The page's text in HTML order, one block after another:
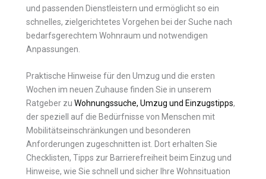
und passenden Dienstleistern und ermöglicht so ein
schnelles, zielgerichtetes Vorgehen bei der Suche nach
bedarfsgerechtem Wohnraum und notwendigen
Anpassungen.
Praktische Hinweise für den Umzug und die ersten
Wochen im neuen Zuhause finden Sie in unserem
Ratgeber zu Wohnungssuche, Umzug und Einzugstipps,
der speziell auf die Bedürfnisse von Menschen mit
Mobilitätseinschränkungen und besonderen
Anforderungen zugeschnitten ist. Dort erhalten Sie
Checklisten, Tipps zur Barrierefreiheit beim Einzug und
Hinweise, wie Sie schnell und sicher Ihre Wohnsituation